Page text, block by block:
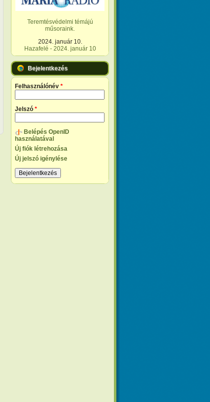
Teremtésvédelmi témájú
műsoraink.
2024. január 10.
Hazafelé - 2024. január 10
Bejelentkezés
Felhasználónév *
Jelszó *
Belépés OpenID
használatával
Új fiók létrehozása
Új jelszó igénylése